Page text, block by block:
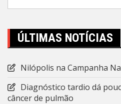
ÚLTIMAS NOTÍCIAS
Nilópolis na Campanha
Diagnóstico tardio dá
câncer de pulmão